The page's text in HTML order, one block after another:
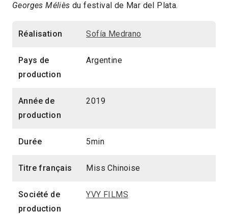
Georges Mélièsdu festival de Mar del Plata.
Réalisation Sofía Medrano
Pays de
production
Argentine
Année de
production
2019
Durée 5min
Titre français Miss Chinoise
Société de
production
YVY FILMS